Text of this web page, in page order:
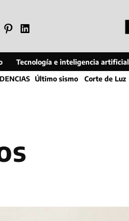
PinterestLinkedin
Tecnología e inteligencia artificial
Último sismo Corte de Luz